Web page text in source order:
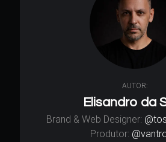
AUTOR:
Elisandro da
Brand & Web Designer:
Produtor: